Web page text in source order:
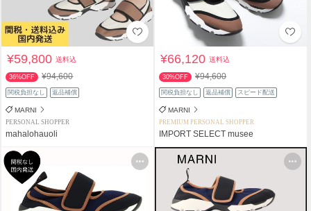
¥59,800送料込
36%OFF ¥94,600
関税負担なし 返品補償
MARNI
PERSONAL SHOPPER
mahalohauoli
¥66,120送料込
30%OFF ¥94,600
関税負担なし 返品補償 スピード配送
MARNI
PREMIUM PERSONAL SHOPPER
IMPORT SELECT musee